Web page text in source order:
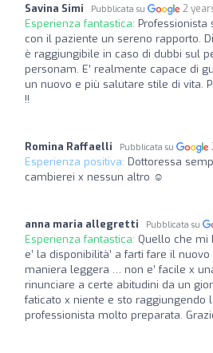
Savina Simi Pubblicata su 2
Esperienza fantastica: Professionista
con il paziente un sereno rapporto.
è raggiungibile in caso di dubbi sul
personam. E’ realmente capace di
un nuovo e più salutare stile di vita.
!!
Romina Raffaelli Pubblicata su
Esperienza positiva: Dottoressa
cambierei x nessun altro ☺️
anna maria allegretti Pubblicata su
Esperienza fantastica: Quello che mi
e’ la disponibilità’ a farti fare il
maniera leggera … non e’ facile x
rinunciare a certe abitudini da un
faticato x niente e sto raggiungendo
professionista molto preparata.